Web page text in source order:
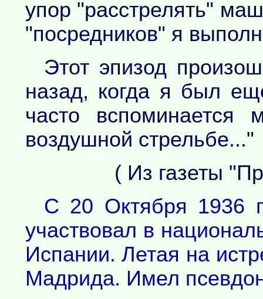
упор "расстрелять"
"посредников" я
Этот эпизод
назад, когда я был
часто вспоминается
воздушной стрельбе..."
( Из газеты
С 20 Октября 1936
участвовал в
Испании. Летая на
Мадрида. Имел